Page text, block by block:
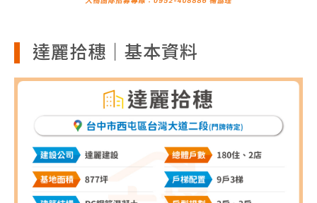
達麗拾穗｜基本資料